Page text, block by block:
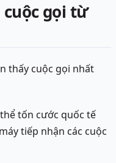
gọi từ
thấy cuộc gọi nhất
tốn cước quốc tế
tiếp nhận các cuộc